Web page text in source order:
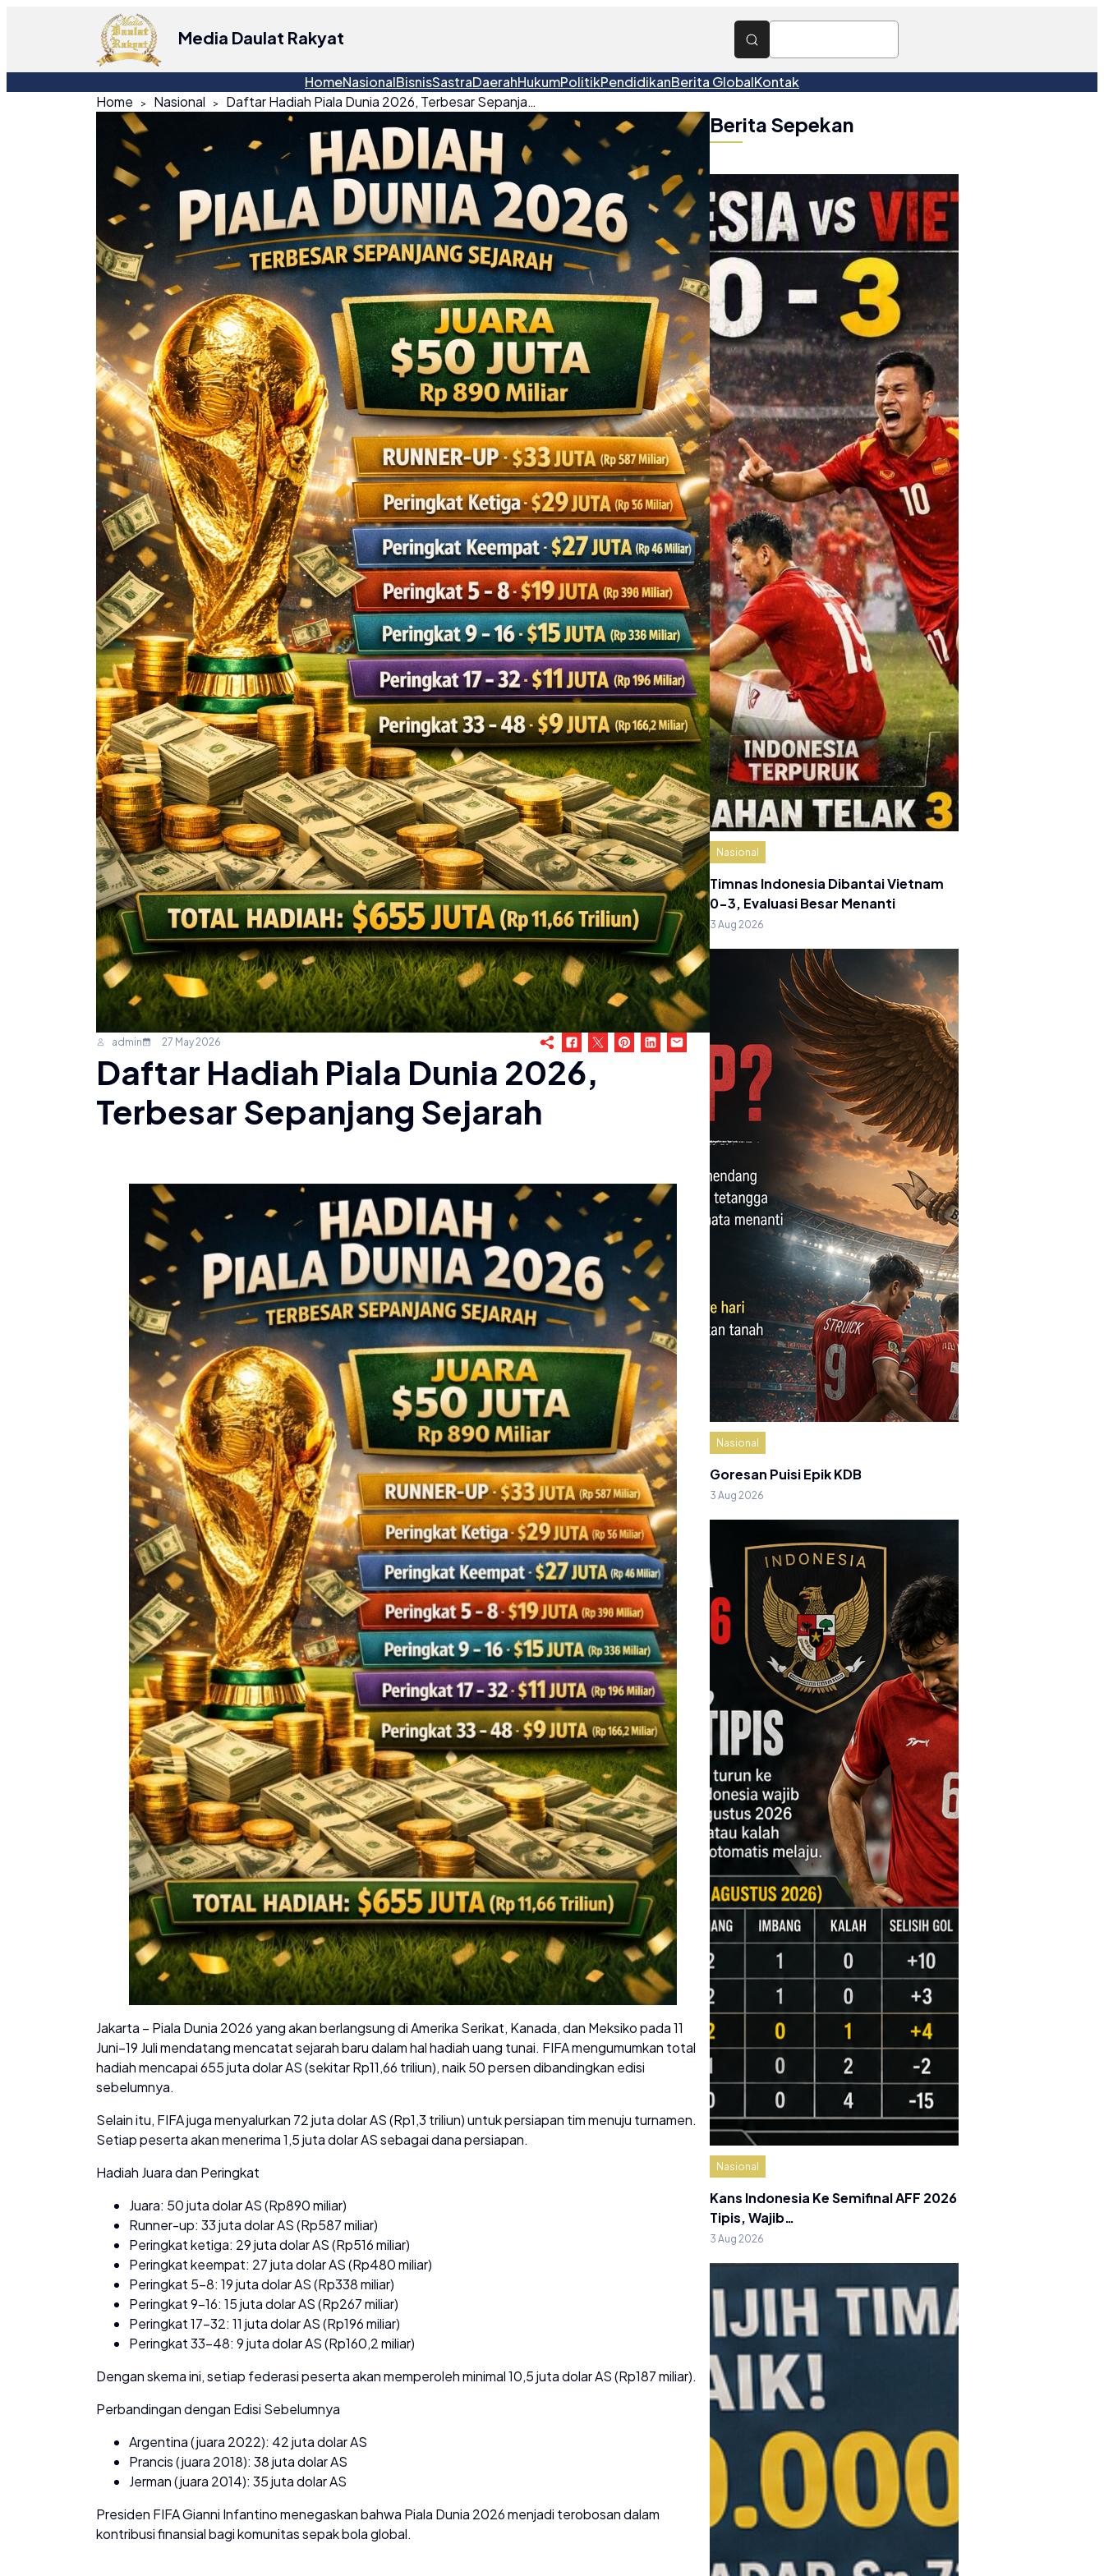
Media Daulat Rakyat
HomeNasionalBisnisSastraDaerahHukumPolitikPendidikanBerita GlobalKontak
Home
Nasional Daftar Hadiah Piala Dunia 2026, Terbesar Sepanjang Sejarah
admin 27 May 2026
Daftar Hadiah Piala Dunia 2026,
Terbesar Sepanjang Sejarah
Jakarta – Piala Dunia 2026 yang akan berlangsung di Amerika Serikat, Kanada, dan Meksiko pada 11
Juni–19 Juli mendatang mencatat sejarah baru dalam hal hadiah uang tunai. FIFA mengumumkan total
hadiah mencapai 655 juta dolar AS (sekitar Rp11,66 triliun), naik 50 persen dibandingkan edisi
sebelumnya.
Selain itu, FIFA juga menyalurkan 72 juta dolar AS (Rp1,3 triliun) untuk persiapan tim menuju turnamen.
Setiap peserta akan menerima 1,5 juta dolar AS sebagai dana persiapan.
Hadiah Juara dan Peringkat
Juara: 50 juta dolar AS (Rp890 miliar)
Runner-up: 33 juta dolar AS (Rp587 miliar)
Peringkat ketiga: 29 juta dolar AS (Rp516 miliar)
Peringkat keempat: 27 juta dolar AS (Rp480 miliar)
Peringkat 5–8: 19 juta dolar AS (Rp338 miliar)
Peringkat 9–16: 15 juta dolar AS (Rp267 miliar)
Peringkat 17–32: 11 juta dolar AS (Rp196 miliar)
Peringkat 33–48: 9 juta dolar AS (Rp160,2 miliar)
Dengan skema ini, setiap federasi peserta akan memperoleh minimal 10,5 juta dolar AS (Rp187 miliar).
Perbandingan dengan Edisi Sebelumnya
Argentina (juara 2022): 42 juta dolar AS
Prancis (juara 2018): 38 juta dolar AS
Jerman (juara 2014): 35 juta dolar AS
Presiden FIFA Gianni Infantino menegaskan bahwa Piala Dunia 2026 menjadi terobosan dalam
kontribusi finansial bagi komunitas sepak bola global.
Berita Sepekan
Nasional
Timnas Indonesia Dibantai Vietnam
0-3, Evaluasi Besar Menanti
3 Aug 2026
Nasional
Goresan Puisi Epik KDB
3 Aug 2026
Nasional
Kans Indonesia Ke Semifinal AFF 2026
Tipis, Wajib…
3 Aug 2026